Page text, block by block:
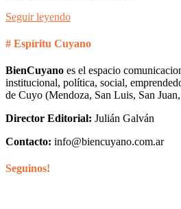
Seguir leyendo
# Espíritu Cuyano
BienCuyano es el espacio
institucional, política, social,
de Cuyo (Mendoza, San Luis, San
Director Editorial: Julián Galván
Contacto: info@biencuyano.com.ar
Seguinos!